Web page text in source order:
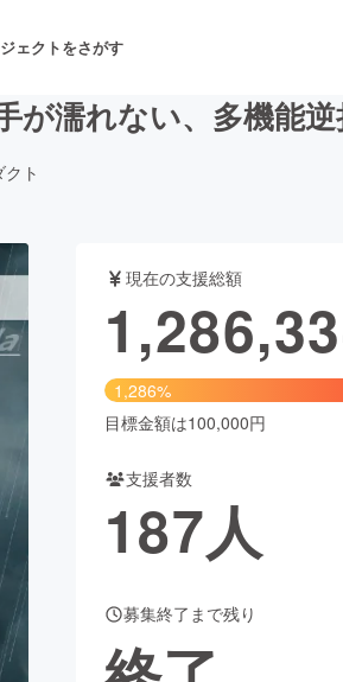
ェクトをさがす
舞台・パフォーマンス
ード・飲食店 フ
ビューティー・ヘルスケア
Creation
コミュニティ
が濡れない、多機能
ト
現在の支援総額
1,286%
目標金額は100,000円
支援者数
187人
募集終了まで残り